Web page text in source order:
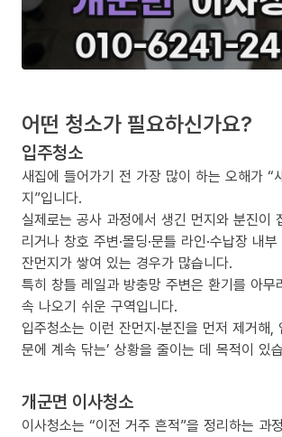
어떤 청소가 필요하신가요?
입주청소
새집에 들어가기 전 가장 많이 하는 오해가 “
지”입니다.
실제로는 공사 과정에서 생긴 먼지와 분진이
리거나 창호 주변·몰딩·문틀 라인·수납장 내
잔먼지가 쌓여 있는 경우가 많습니다.
특히 창틀 레일과 방충망 주변은 환기를 아무
속 나오기 쉬운 구역입니다.
입주청소는 이런 잔먼지·분진을 먼저 제거해,
문에 계속 닦는’ 상황을 줄이는 데 목적이 있
개군면 이사청소
이사청소는 “이전 거주 흔적”을 정리하는 과